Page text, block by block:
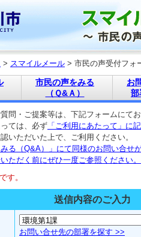
> スマイルメール > 市民の声受付フォ
市民の声をみる
（Ｑ&Ａ）
お
部
問・ご提案等は、下記フォームにてお
ては、必ず 「ご利用にあたって」に
いただいた上で、ご利用ください。
みる（Q&A）」にて同様のお問い合せ
ただく前にぜひ一度ご参照ください。
す。
送信内容のご入力
お問い合せ先の部署を探す >>